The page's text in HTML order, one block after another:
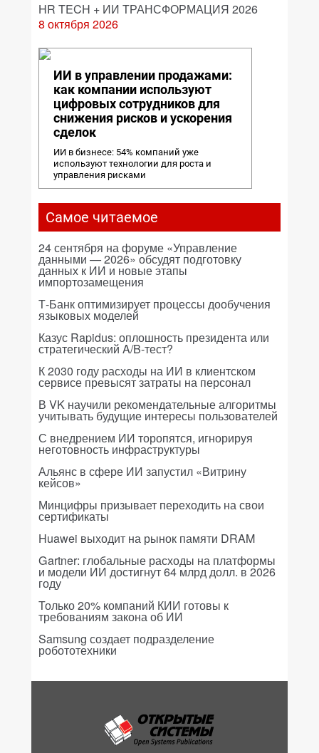
HR TECH + ИИ ТРАНСФОРМАЦИЯ 2026
8 октября 2026
ИИ в управлении продажами:
как компании используют
цифровых сотрудников для
снижения рисков и ускорения
сделок
ИИ в бизнесе: 54% компаний уже
используют технологии для роста и
управления рисками
Самое читаемое
24 сентября на форуме «Управление
данными — 2026» обсудят подготовку
данных к ИИ и новые этапы
импортозамещения
Т-Банк оптимизирует процессы дообучения
языковых моделей
Казус Rapidus: оплошность президента или
стратегический A/B-тест?
К 2030 году расходы на ИИ в клиентском
сервисе превысят затраты на персонал
В VK научили рекомендательные алгоритмы
учитывать будущие интересы пользователей
С внедрением ИИ торопятся, игнорируя
неготовность инфраструктуры
Альянс в сфере ИИ запустил «Витрину
кейсов»
Минцифры призывает переходить на свои
сертификаты
Huawei выходит на рынок памяти DRAM
Gartner: глобальные расходы на платформы
и модели ИИ достигнут 64 млрд долл. в 2026
году
Только 20% компаний КИИ готовы к
требованиям закона об ИИ
Samsung создает подразделение
робототехники